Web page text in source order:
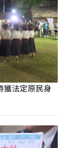
獲法定原民身